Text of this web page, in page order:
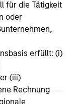
für die Tätigkeit
oder
erfüllt: (i)
(iii)
Rechnung
(variable
Fonds,
berechnet, die
zu
Adjusted
die
eines
wird